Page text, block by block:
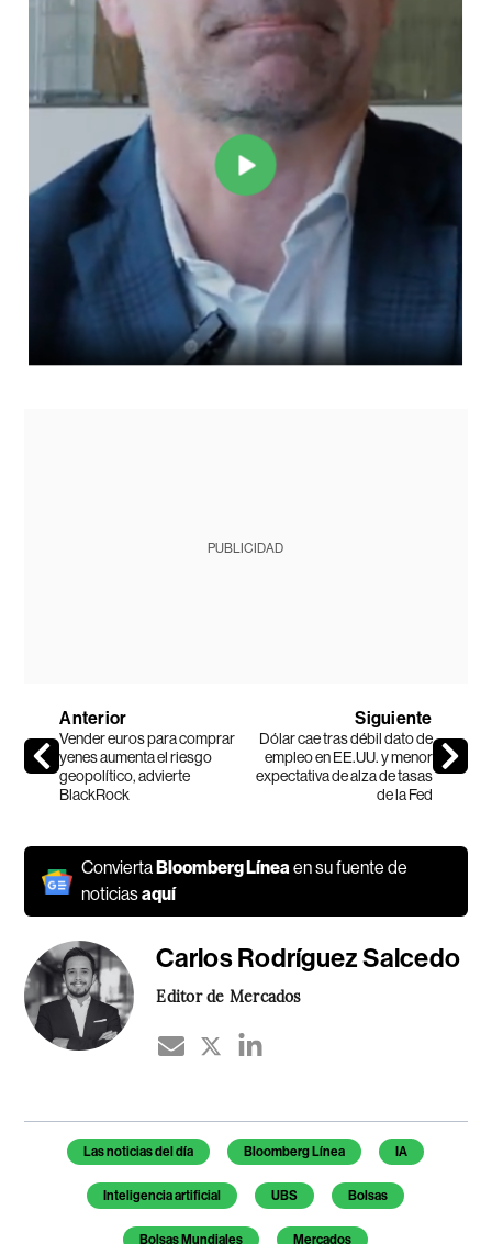
PUBLICIDAD
Anterior
Vender euros para comprar
yenes aumenta el riesgo
geopolítico, advierte
BlackRock
Siguiente
Dólar cae tras débil dato de
empleo en EE.UU. y menor
expectativa de alza de tasas
de la Fed
Convierta Bloomberg Líneaen su fuente de
noticiasaquí
Carlos Rodríguez Salcedo
Editor de Mercados
Temas de este artículo
Las noticias del día Bloomberg Línea IA
Inteligencia artificial UBS Bolsas
Bolsas Mundiales Mercados